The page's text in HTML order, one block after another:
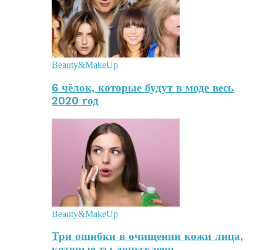
Beauty&MakeUp
6 чёлок, которые будут в моде весь
2020 год
Beauty&MakeUp
Три ошибки в очищении кожи лица,